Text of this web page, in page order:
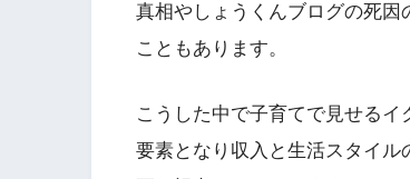
真相やしょうくんブログの死
こともあります。
こうした中で子育てで見せる
要素となり収入と生活スタイ